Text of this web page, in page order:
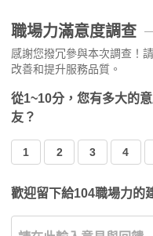
職場力滿意度調查
感謝您撥冗參與本次調查！
改善和提升服務品質。
從1~10分，您有多大的
友？
1 2 3 4
歡迎留下給104職場力的